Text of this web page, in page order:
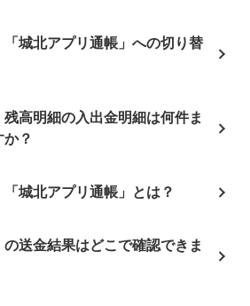
「城北アプリ通帳」への切り替
残高明細の入出金明細は何件ま
？
「城北アプリ通帳」とは？
の送金結果はどこで確認できま